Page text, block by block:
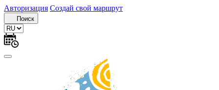
Авторизация Создай свой маршрут
Поиск